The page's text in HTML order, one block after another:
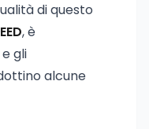
di questo
, è
gli
alcune